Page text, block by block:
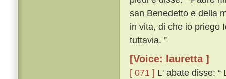
san Benedetto e della
in vita, di che io priego
tuttavia. ”
[Voice: lauretta ]
[ 071 ] L' abate disse: